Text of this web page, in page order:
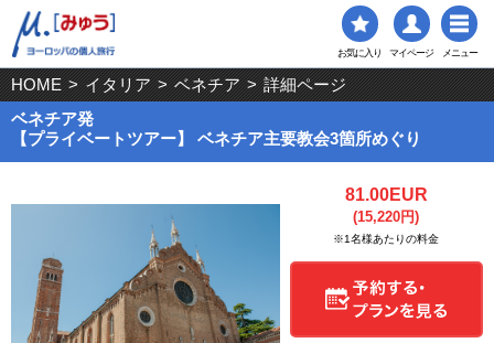
お気に入り マイページ メニュー
HOME > イタリア > ベネチア > 詳細ページ
ベネチア発
【プライベートツアー】 ベネチア主要教会3箇所めぐり
81.00EUR
(15,220円)
※1名様あたりの料金